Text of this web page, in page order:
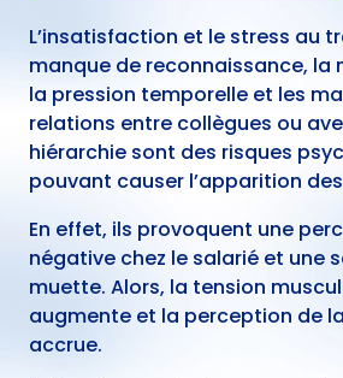
L’insatisfaction et le stress au
manque de reconnaissance, la
la pression temporelle et les
relations entre collègues ou
hiérarchie sont des risques
pouvant causer l’apparition des
En effet, ils provoquent une
négative chez le salarié et une
muette. Alors, la tension
augmente et la perception de
accrue.